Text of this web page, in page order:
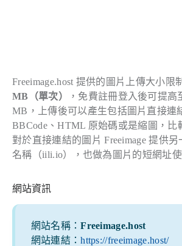
Freeimage.host 提供的圖片上傳大小限
MB（單次）
，免費註冊登入後可提高
MB，上傳後可以產生包括圖片直接連
BBCode、HTML 原始碼或是縮圖，比
對於直接連結的圖片 Freeimage 提供另
名稱（iili.io），也做為圖片的短網址使
網站資訊
網站名稱：Freeimage.host
網站連結：https://freeimage.host/